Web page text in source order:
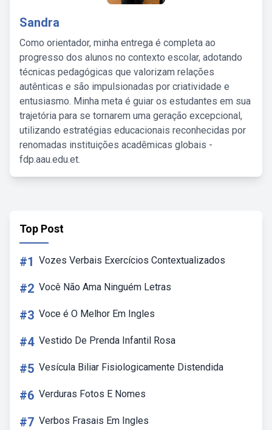
Sandra
Como orientador, minha entrega é completa ao
progresso dos alunos no contexto escolar, adotando
técnicas pedagógicas que valorizam relações
autênticas e são impulsionadas por criatividade e
entusiasmo. Minha meta é guiar os estudantes em sua
trajetória para se tornarem uma geração excepcional,
utilizando estratégias educacionais reconhecidas por
renomadas instituições acadêmicas globais -
fdp.aau.edu.et.
Top Post
#1 Vozes Verbais Exercícios Contextualizados
#2 Você Não Ama Ninguém Letras
#3 Voce é O Melhor Em Ingles
#4 Vestido De Prenda Infantil Rosa
#5 Vesícula Biliar Fisiologicamente Distendida
#6 Verduras Fotos E Nomes
#7 Verbos Frasais Em Ingles